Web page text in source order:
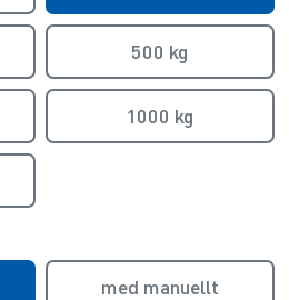
500 kg
1000 kg
med manuellt